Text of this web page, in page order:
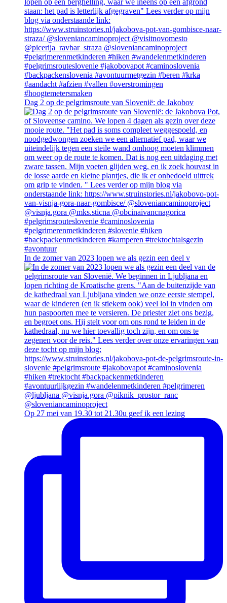
Dag 2 op de pelgrimsroute van Slovenië: de Jakobov
In de zomer van 2023 lopen we als gezin een deel v
Op 27 mei van 19.30 tot 21.30u geef ik een lezing